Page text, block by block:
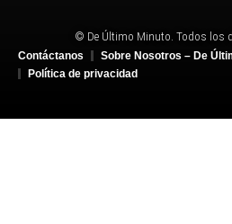
© De Último Minuto. Todos los
Contáctanos
Sobre Nosotros – De
Política de privacidad